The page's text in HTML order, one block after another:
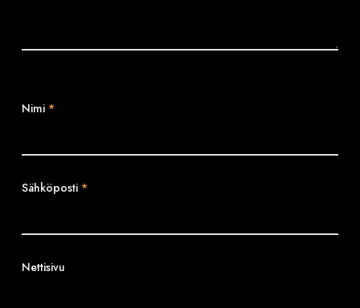
Nimi *
Sähköposti *
Nettisivu